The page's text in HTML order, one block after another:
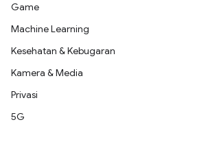
Game
Machine Learning
Kesehatan & Kebugaran
Kamera & Media
Privasi
5G